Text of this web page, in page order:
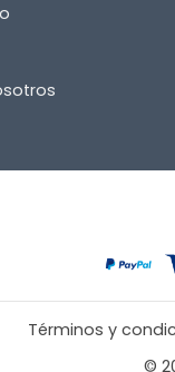
Términos y
©